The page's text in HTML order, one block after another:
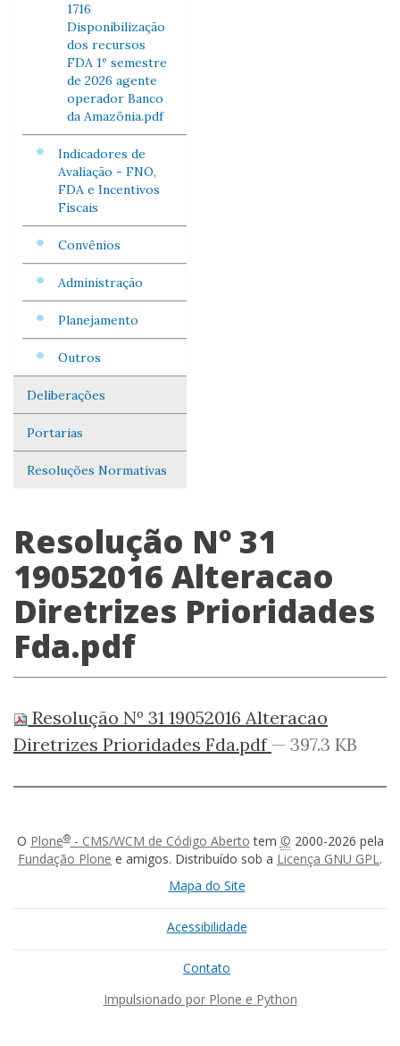
1716
Disponibilização
dos recursos
FDA 1º semestre
de 2026 agente
operador Banco
da Amazônia.pdf
Indicadores de
Avaliação - FNO,
FDA e Incentivos
Fiscais
Convênios
Administração
Planejamento
Outros
Deliberações
Portarias
Resoluções Normativas
Resolução Nº 31
19052016 Alteracao
Diretrizes Prioridades
Fda.pdf
Resolução Nº 31 19052016 Alteracao
Diretrizes Prioridades Fda.pdf — 397.3 KB
O Plone®- CMS/WCM de Código Aberto tem © 2000-2026 pela
Fundação Plone e amigos. Distribuído sob a Licença GNU GPL.
Mapa do Site
Acessibilidade
Contato
Impulsionado por Plone e Python